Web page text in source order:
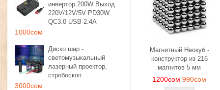
инвертор 200W Выход
220V/12V/5V PD30W
QC3.0 USB 2.4A
1000сом
Диско шар -
светомузыкальный
лазерный проектор,
стробоскоп
3000сом
Магнитный Неокуб -
конструктор из 216
магнитов 5 мм
1200сом 990сом